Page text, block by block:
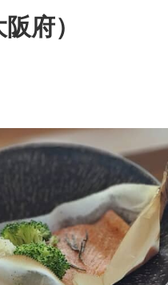
IT製品の総合サイト
府）